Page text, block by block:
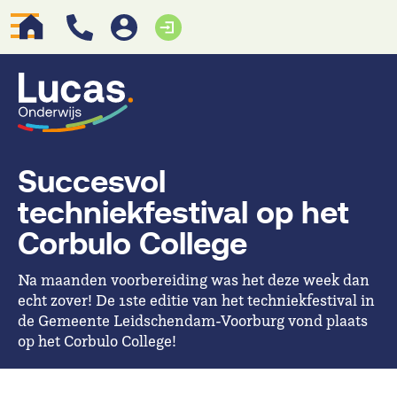
Succesvol
techniekfestival op het
Corbulo College
Na maanden voorbereiding was het deze week dan
echt zover! De 1ste editie van het techniekfestival in
de Gemeente Leidschendam-Voorburg vond plaats
op het Corbulo College!